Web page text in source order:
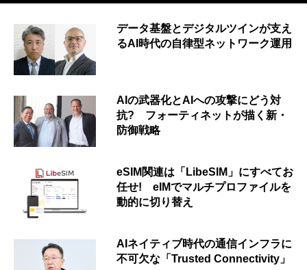
データ基盤とデジタルツインが支え
るAI時代の自律型ネットワーク運用
AIの武器化とAIへの攻撃にどう対
抗? フォーティネットが描く新・
防御戦略
eSIM関連は「LibeSIM」にすべてお
任せ! eIMでマルチプロファイルを
動的に切り替え
AIネイティブ時代の通信インフラに
不可欠な「Trusted Connectivity」